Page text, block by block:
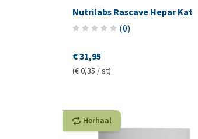
Nutrilabs Rascave Hepar Kat
(0)
€ 31,95
(€ 0,35 / st)
Herhaal